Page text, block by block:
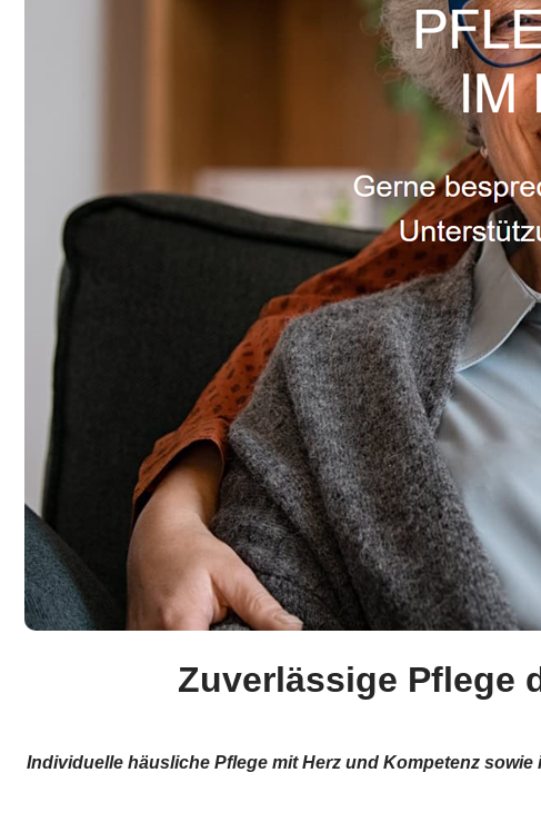
Zuverlässige Pflege
Individuelle häusliche Pflege mit Herz und Kompetenz